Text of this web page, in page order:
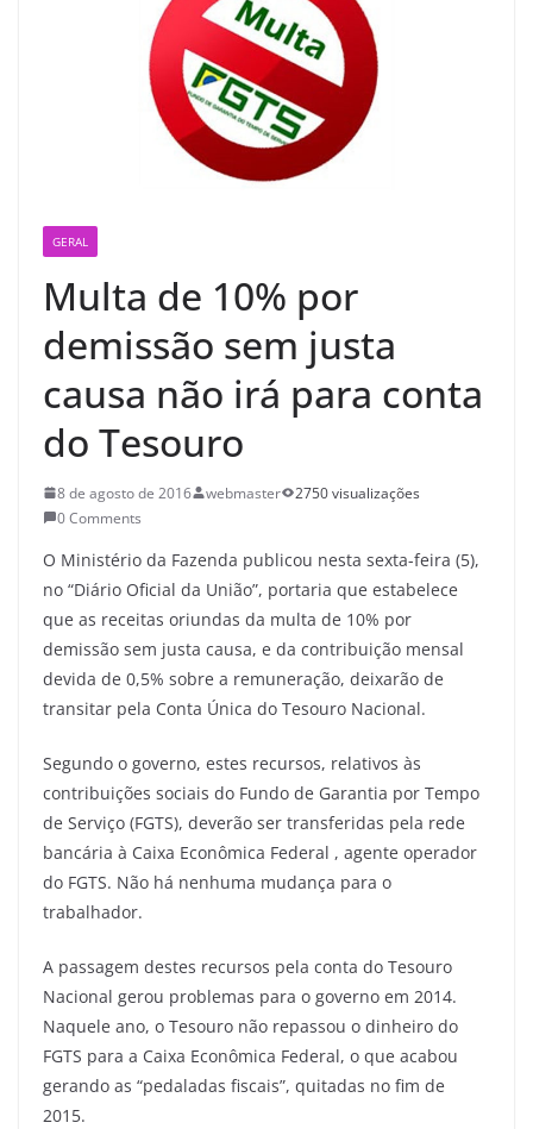
GERAL
Multa de 10% por
demissão sem justa
causa não irá para conta
do Tesouro
8 de agosto de 2016 webmaster
2750 visualizações
0 Comments
O Ministério da Fazenda publicou nesta sexta-feira (5),
no “Diário Oficial da União”, portaria que estabelece
que as receitas oriundas da multa de 10% por
demissão sem justa causa, e da contribuição mensal
devida de 0,5% sobre a remuneração, deixarão de
transitar pela Conta Única do Tesouro Nacional.
Segundo o governo, estes recursos, relativos às
contribuições sociais do Fundo de Garantia por Tempo
de Serviço (FGTS), deverão ser transferidas pela rede
bancária à Caixa Econômica Federal , agente operador
do FGTS. Não há nenhuma mudança para o
trabalhador.
A passagem destes recursos pela conta do Tesouro
Nacional gerou problemas para o governo em 2014.
Naquele ano, o Tesouro não repassou o dinheiro do
FGTS para a Caixa Econômica Federal, o que acabou
gerando as “pedaladas fiscais”, quitadas no fim de
2015.